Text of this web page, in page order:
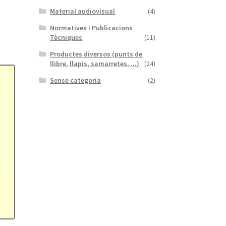
Material audiovisual
(4)
Normatives i Publicacions
Tècniques
(11)
Productes diversos (punts de
llibre, llapis, samarretes, ...)
(24)
Sense categoria
(2)